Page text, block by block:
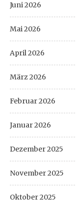
Juni 2026
Mai 2026
April 2026
März 2026
Februar 2026
Januar 2026
Dezember 2025
November 2025
Oktober 2025